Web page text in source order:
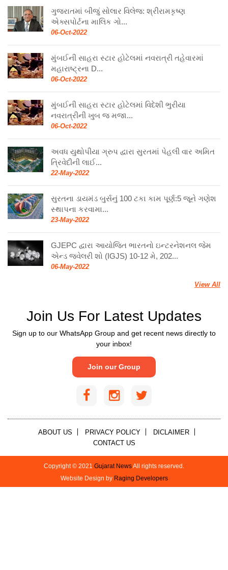
ગુજરાતમાં બીજું સોલાર વિલેજ: શ્રીરામકૃષ્ણ
એક્સપોર્ટના માલિક ગો...
06-Oct-2022
મુંબઈની સાહરા સ્ટાર હોટેલમાં નવરાત્રી તહેવારમાં
મહારાષ્ટ્રના D...
06-Oct-2022
મુંબઈની સાહરા સ્ટાર હોટેલમાં વિદેશી ભુરીયા
નવરાત્રીની ખુબ જ મજા...
06-Oct-2022
અવધ યુથોપીયા ગ્રુપ દ્વારા સુરતમાં પેહલી વાર અમિત
ત્રિવેદીની લાઈ...
22-May-2022
સુરતના ડાયમંડ બુર્સનું 100 ટકા કામ પૂર્ણ:5 જૂને ગણેશ
સ્થાપના કરવામા...
23-May-2022
GJEPC દ્વારા આયોજિત ભારતનો ઇન્ટરનેશનલ જેમ
એન્ડ જ્વેલરી શો (IGJS) 10-12 મે, 202...
06-May-2022
View All
Join Us For Latest Updates
Sign up to our WhatsApp Group and get recent news directly to
your inbox!
Join our Group
ABOUT US PRIVACY POLICY
DICLAIMER
CONTACT US
Copyright © 2021 Gujarat NewsAll rights reserved.
Website Design by Raging Developers